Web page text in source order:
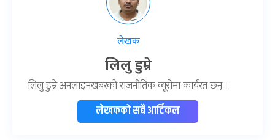
लेखक
लिलु डुम्रे
लिलु डुम्रे अनलाइनखबरको राजनीतिक व्यूरोमा कार्यरत छन् ।
लेखकको सबै आर्टिकल